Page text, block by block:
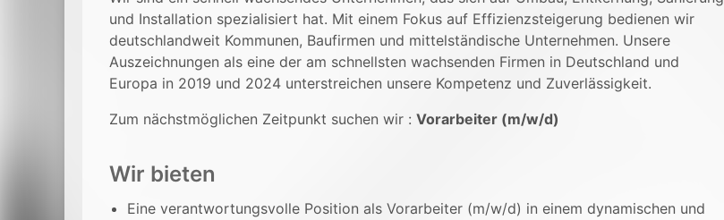
und Installation spezialisiert hat. Mit einem Fokus auf Effizienzsteigerung bedienen wir
deutschlandweit Kommunen, Baufirmen und mittelständische Unternehmen. Unsere
Auszeichnungen als eine der am schnellsten wachsenden Firmen in Deutschland und
Europa in 2019 und 2024 unterstreichen unsere Kompetenz und Zuverlässigkeit.
Zum nächstmöglichen Zeitpunkt suchen wir : Vorarbeiter (m/w/d)
Wir bieten
Eine verantwortungsvolle Position als Vorarbeiter (m/w/d) in einem dynamischen und